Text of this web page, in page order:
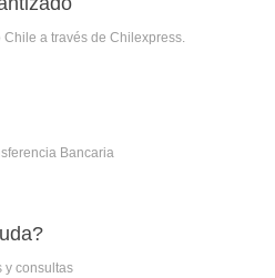
Chile a través de Chilexpress.
Bancaria
y consultas